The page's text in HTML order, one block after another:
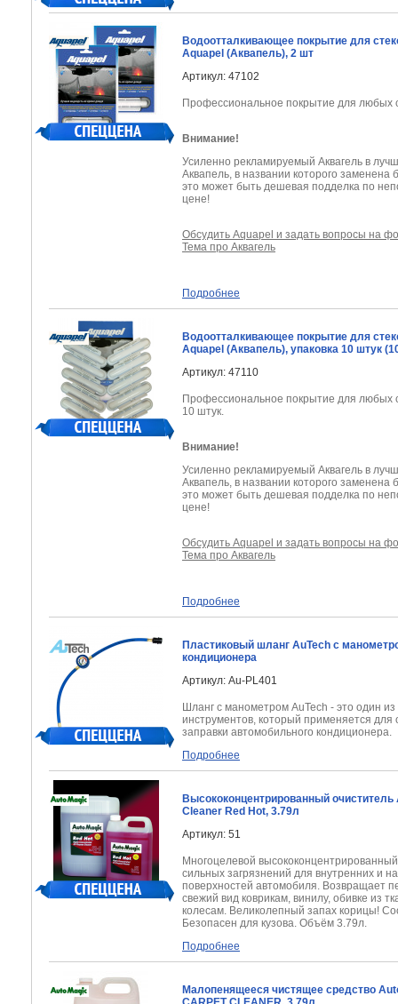
Водоотталкивающее покрытие для
Aquapel (Аквапель), 2 шт
Артикул: 47102
Профессиональное покрытие для любых
Внимание!
Усиленно рекламируемый Аквагель в
Аквапель, в названии которого заменена
это может быть дешевая подделка по
цене!
Обсудить Aquapel и задать вопросы на
Тема про Аквагель
Подробнее
Водоотталкивающее покрытие для
Aquapel (Аквапель), упаковка 10 штук
Артикул: 47110
Профессиональное покрытие для любых
10 штук.
Внимание!
Усиленно рекламируемый Аквагель в
Аквапель, в названии которого заменена
это может быть дешевая подделка по
цене!
Обсудить Aquapel и задать вопросы на
Тема про Аквагель
Подробнее
Пластиковый шланг AuTech с
кондиционера
Артикул: Au-PL401
Шланг с манометром AuTech - это один
инструментов, который применяется для
заправки автомобильного кондиционера.
Подробнее
Высококонцентрированный очиститель
Cleaner Red Hot, 3.79л
Артикул: 51
Многоцелевой
сильных загрязнений для внутренних и
поверхностей автомобиля. Возвращает
свежий вид коврикам, винилу, обивке из
колесам. Великолепный запах корицы!
Безопасен для кузова. Объём 3.79л.
Подробнее
Малопенящееся чистящее средство